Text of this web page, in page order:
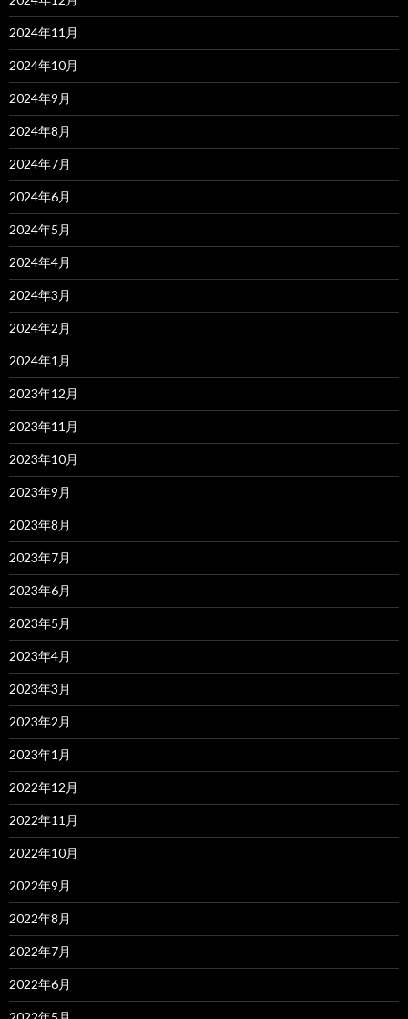
2024年11月
2024年10月
2024年9月
2024年8月
2024年7月
2024年6月
2024年5月
2024年4月
2024年3月
2024年2月
2024年1月
2023年12月
2023年11月
2023年10月
2023年9月
2023年8月
2023年7月
2023年6月
2023年5月
2023年4月
2023年3月
2023年2月
2023年1月
2022年12月
2022年11月
2022年10月
2022年9月
2022年8月
2022年7月
2022年6月